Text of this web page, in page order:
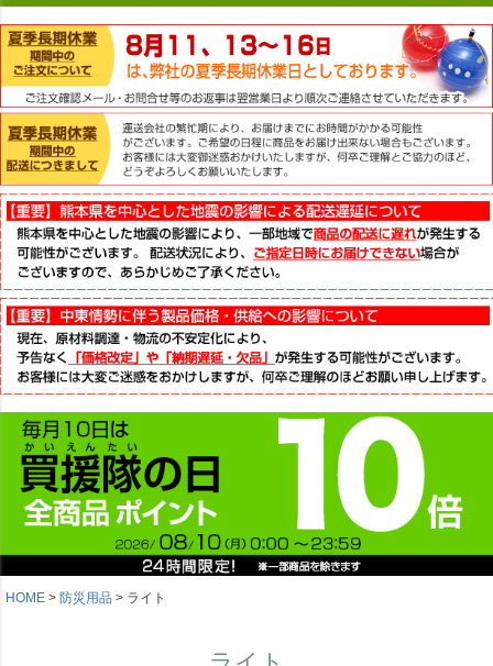
HOME 防災用品 ライト